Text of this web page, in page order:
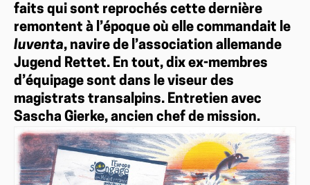
faits qui sont reprochés cette dernière
remontent à l’époque où elle commandait le
Iuventa, navire de l’association allemande
Jugend Rettet. En tout, dix ex-membres
d’équipage sont dans le viseur des
magistrats transalpins. Entretien avec
Sascha Gierke, ancien chef de mission.